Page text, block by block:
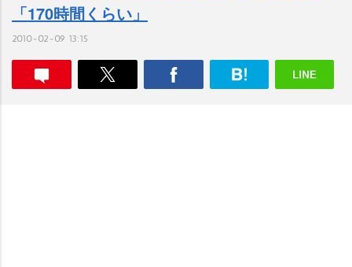
「170時間くらい」
2010-02-09 13:15